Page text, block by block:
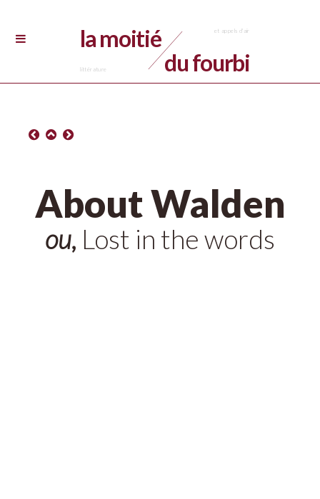
la moitié
du fourbi
About Walden
ou, Lost in the words